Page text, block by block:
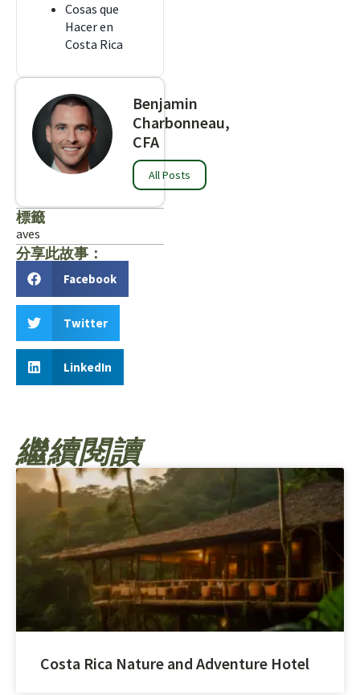
Cosas que
Hacer en
Costa Rica
Benjamin
Charbonneau,
CFA
All Posts
標籤
aves
分享此故事：
Facebook
Twitter
LinkedIn
繼續閱讀
Costa Rica Nature and Adventure Hotel